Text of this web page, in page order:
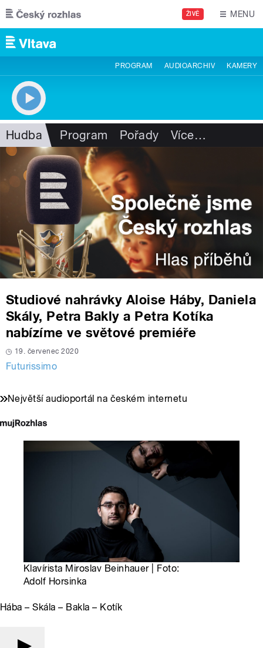
Přejít k hlavnímu obsahu
ŽIVĚ MENU
PROGRAM AUDIOARCHIV KAMERY
Hudba Program Pořady Více…
Studiové nahrávky Aloise Háby, Daniela
Skály, Petra Bakly a Petra Kotíka
nabízíme ve světové premiéře
19. červenec 2020
Futurissimo
Největší audioportál na českém internetu
Klavírista Miroslav Beinhauer | Foto:
Adolf Horsinka
Hába – Skála – Bakla – Kotík